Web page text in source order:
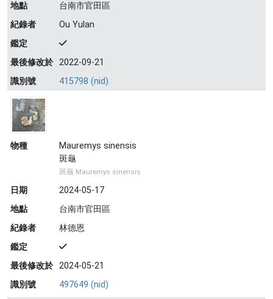
地點
台南市官田區
紀錄者
Ou Yulan
鑑定
最後修改於 2022-09-21
識別號
415798 (nid)
物種
Mauremys sinensis
斑龜
斑龜 Mauremys sinensis
日期
2024-05-17
地點
台南市官田區
紀錄者
林德恩
鑑定
最後修改於 2024-05-21
識別號
497649 (nid)